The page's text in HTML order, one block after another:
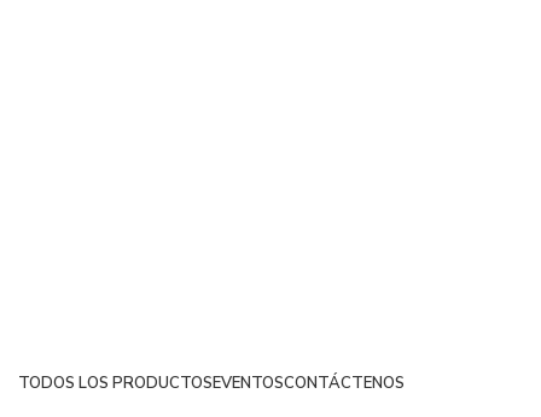
TODOS LOS PRODUCTOSEVENTOSCONTÁCTENOS